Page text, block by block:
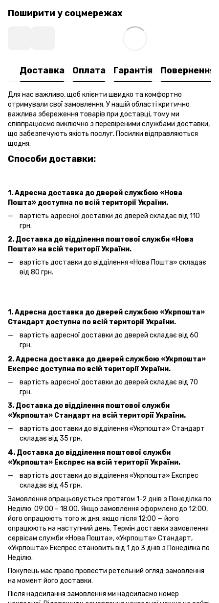
Поширити у соцмережах
Доставка Оплата Гарантія Повернення
Для нас важливо, щоб клієнти швидко та комфортно
отримували свої замовлення. У нашій області критично
важлива збереження товарів при доставці, тому ми
співпрацюємо виключно з перевіреними службами доставки,
що забезпечують якість послуг. Посилки відправляються
щодня.
Способи доставки:
1. Адресна доставка до дверей службою «Нова
Пошта» доступна по всій території України.
вартість адресної доставки до дверей складає від 110
грн.
2. Доставка до відділення поштової служби «Нова
Пошта» на всій території України.
вартість доставки до відділення «Нова Пошта» складає
від 80 грн.
1. Адресна доставка до дверей службою «Укрпошта»
Стандарт доступна по всій території України.
вартість адресної доставки до дверей складає від 60
грн.
2. Адресна доставка до дверей службою «Укрпошта»
Експрес доступна по всій території України.
вартість адресної доставки до дверей складає від 70
грн.
3. Доставка до відділення поштової служби
«Укрпошта» Стандарт на всій території України.
вартість доставки до відділення «Укрпошта» Стандарт
складає від 35 грн.
4. Доставка до відділення поштової служби
«Укрпошта» Експрес на всій території України.
вартість доставки до відділення «Укрпошта» Експрес
складає від 45 грн.
Замовлення опрацьовується протягом 1-2 днів з Понеділка по
Неділю: 09:00 – 18:00. Якщо замовлення оформлено до 12:00,
його опрацюють того ж дня, якщо після 12:00 — його
опрацюють на наступний день. Термін доставки замовлення
сервісам служби «Нова Пошта», «Укрпошта» Стандарт,
«Укрпошта» Експрес становить від 1 до 3 днів з Понеділка по
Неділю.
Покупець має право провести ретельний огляд замовлення
на момент його доставки.
Після надсилання замовлення ми надсилаємо номер